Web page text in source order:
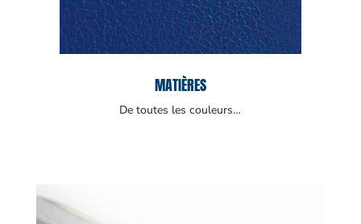
MATIÈRES
De toutes les couleurs…